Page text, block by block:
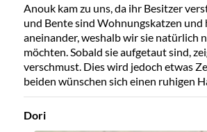
Anouk kam zu uns, da ihr Besitzer
und Bente sind Wohnungskatzen und
aneinander, weshalb wir sie natürlich
möchten. Sobald sie aufgetaut sind,
verschmust. Dies wird jedoch etwas
beiden wünschen sich einen ruhigen
Dori